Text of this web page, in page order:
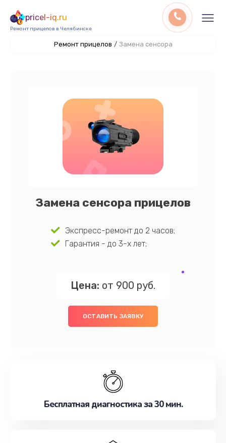
pricel-iq.ru
Ремонт прицелов в Челябинске
Ремонт прицелов / Замена сенсора
Замена сенсора прицелов
Экспресс-ремонт до 2 часов;
Гарантия - до 3-х лет;
Цена: от 900 руб.
ОСТАВИТЬ ЗАЯВКУ
Бесплатная диагностика за 30 мин.